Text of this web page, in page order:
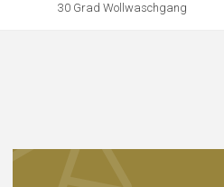
30 Grad Wollwaschgang